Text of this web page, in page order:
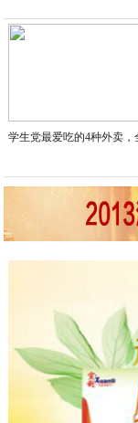
学生党最爱吃的4种外卖，